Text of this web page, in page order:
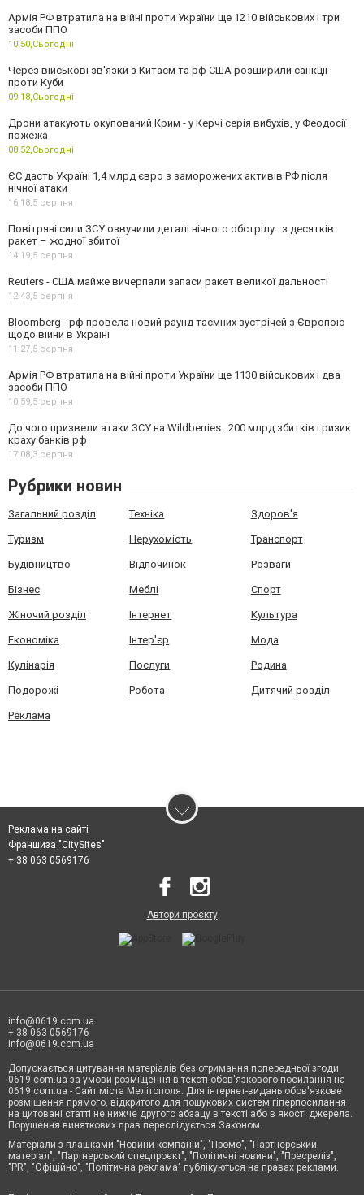
Армія РФ втратила на війні проти України ще 1210 військових і три
засоби ППО
10:50,Сьогодні
Через військові зв'язки з Китаєм та рф США розширили санкції
проти Куби
09:18,Сьогодні
Дрони атакують окупований Крим - у Керчі серія вибухів, у Феодосії
пожежа
08:52,Сьогодні
ЄС дасть Україні 1,4 млрд євро з заморожених активів РФ після
нічної атаки
16:18,5 серпня
Повітряні сили ЗСУ озвучили деталі нічного обстрілу : з десятків
ракет – жодної збитої
14:19,5 серпня
Reuters - США майже вичерпали запаси ракет великої дальності
12:43,5 серпня
Bloomberg - рф провела новий раунд таємних зустрічей з Європою
щодо війни в Україні
11:27,5 серпня
Армія РФ втратила на війні проти України ще 1130 військових і два
засоби ППО
10:59,5 серпня
До чого призвели атаки ЗСУ на Wildberries . 200 млрд збитків і ризик
краху банків рф
17:08,3 серпня
Рубрики новин
Загальний розділ Техніка Здоров'я
Туризм Нерухомість Транспорт
Будівництво Відпочинок Розваги
Бізнес Меблі Спорт
Жіночий розділ Інтернет Культура
Економіка Інтер'єр Мода
Кулінарія Послуги Родина
Подорожі Робота Дитячий розділ
Реклама
Реклама на сайті
Франшиза "CitySites"
+ 38 063 0569176
Автори проєкту
info@0619.com.ua
+ 38 063 0569176
info@0619.com.ua
Допускається цитування матеріалів без отримання попередньої згоди
0619.com.ua за умови розміщення в тексті обов'язкового посилання на
0619.com.ua - Сайт міста Мелітополя. Для інтернет-видань обов'язкове
розміщення прямого, відкритого для пошукових систем гіперпосилання
на цитовані статті не нижче другого абзацу в тексті або в якості джерела.
Порушення виняткових прав переслідується Законом.
Матеріали з плашками "Новини компаній", "Промо", "Партнерський
матеріал", "Партнерський спецпроєкт", "Політичні новини", "Пресреліз",
"PR", "Офіційно", "Політична реклама" публікуються на правах реклами.